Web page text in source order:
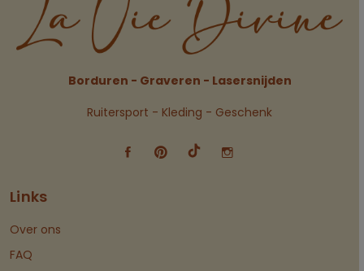
Borduren - Graveren - Lasersnijden
Ruitersport - Kleding - Geschenk
Links
Over ons
FAQ